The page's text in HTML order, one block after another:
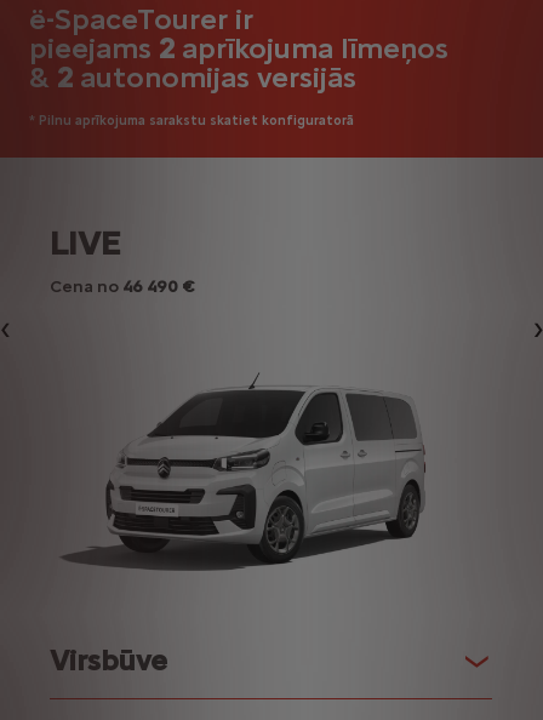
ë-SpaceTourer ir
pieejams 2 aprīkojuma līmeņos
& 2 autonomijas versijās
* Pilnu aprīkojuma sarakstu skatiet konfiguratorā
Iepriekšējais
LIVE
Cena no 46 490 €
Virsbūve